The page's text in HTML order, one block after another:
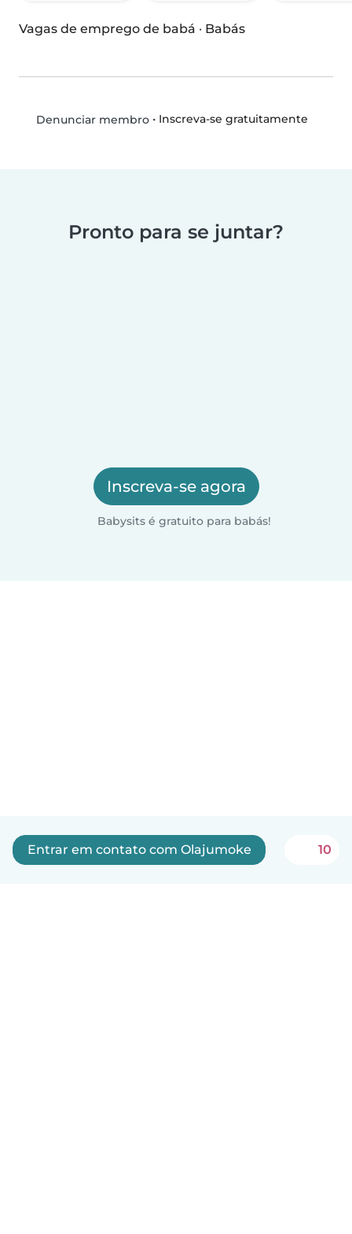
Vagas de emprego de babá · Babás
Denunciar membro• Inscreva-se gratuitamente
Pronto para se juntar?
Inscreva-se agora
Babysits é gratuito para babás!
Entrar em contato com Olajumoke 10